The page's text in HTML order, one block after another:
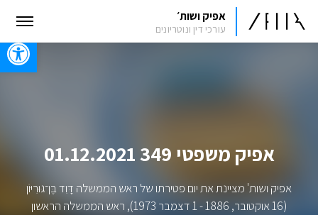
אפיק ושות׳
עורכי דין ונוטריונים
אפיק משפטי 349 01.12.2021
אפיק ושות' מציינת את יום פטירתו של ראש הממשלה דָּוִד בֶּן־גּוּרִיּוֹן
‏(16 אוקטובר, 1886 - 1 דצמבר 1973), ראש הממשלה הראשון